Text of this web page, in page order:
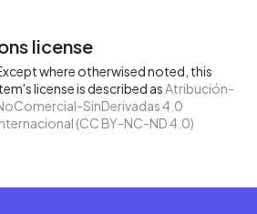
license
where otherwised noted, this
license is described asAtribución-
SinDerivadas 4.0
(CC BY-NC-ND 4.0)